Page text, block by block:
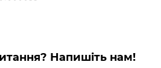
Напишіть нам!